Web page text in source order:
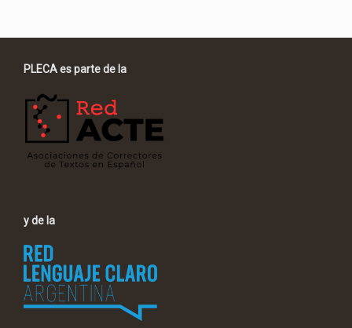
PLECA es parte de la
y de la